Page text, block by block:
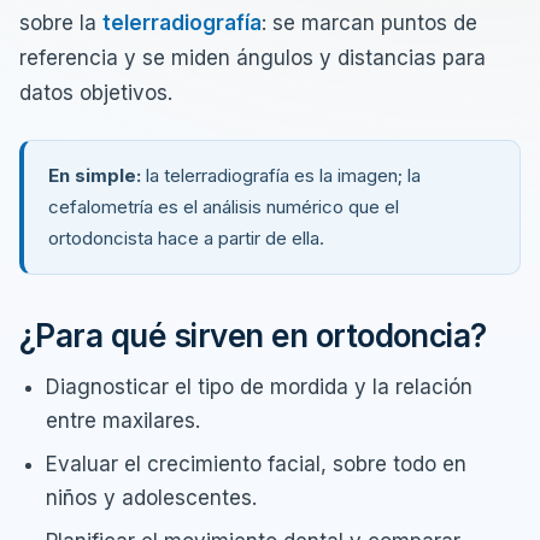
sobre la telerradiografía: se marcan puntos de
referencia y se miden ángulos y distancias para
datos objetivos.
En simple: la telerradiografía es la imagen; la
cefalometría es el análisis numérico que el
ortodoncista hace a partir de ella.
¿Para qué sirven en ortodoncia?
Diagnosticar el tipo de mordida y la relación
entre maxilares.
Evaluar el crecimiento facial, sobre todo en
niños y adolescentes.